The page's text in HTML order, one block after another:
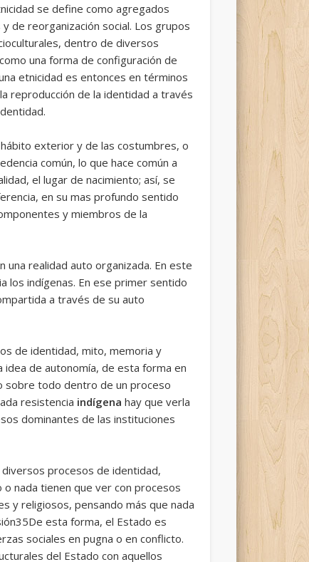
se define como agregados
de reorganización social. Los grupos
dentro de diversos
una forma de configuración de
etnicidad es entonces en términos
reproducción de la identidad a través
exterior y de las costumbres, o
común, lo que hace común a
el lugar de nacimiento; así, se
en su mas profundo sentido
y miembros de la
realidad auto organizada. En este
los indígenas. En ese primer sentido
a través de su auto
de identidad, mito, memoria y
idea de autonomía, de esta forma en
sobre todo dentro de un proceso
resistencia indígena hay que verla
dominantes de las instituciones
diversos procesos de identidad,
o nada tienen que ver con procesos
y religiosos, pensando más que nada
esta forma, el Estado es
sociales en pugna o en conflicto.
del Estado con aquellos